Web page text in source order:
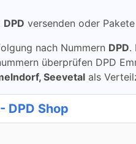
DPD versenden oder
nach Nummern DPD.
überprüfen DPD
Seevetal als
DPD Shop